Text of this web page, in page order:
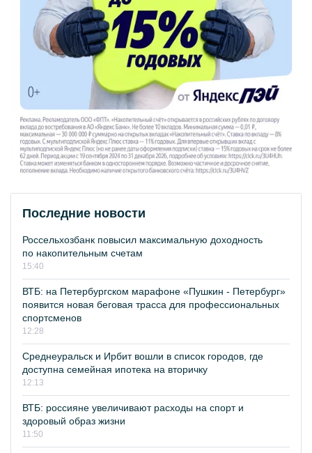
Последние новости
Россельхозбанк повысил максимальную доходность
по накопительным счетам
15:40
ВТБ: на Петербургском марафоне «Пушкин - Петербург»
появится новая беговая трасса для профессиональных
спортсменов
12:28
Среднеуральск и Ирбит вошли в список городов, где
доступна семейная ипотека на вторичку
12:13
ВТБ: россияне увеличивают расходы на спорт и
здоровый образ жизни
11:50